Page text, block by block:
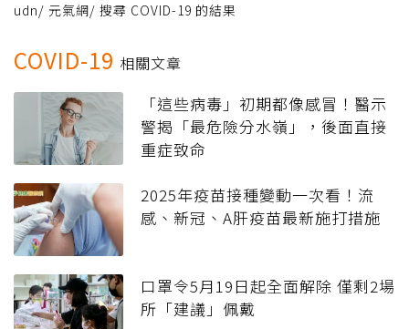
udn/ 元氣網/ 搜尋 COVID-19 的結果
COVID-19 相關文章
「這些病毒」初期都像感冒！醫示
警揭「最危險分水嶺」，後面直接
重症致命
2025年疫苗接種變動一次看！流
感、新冠、A肝疫苗最新施打措施
口罩令5月19日起全面解除 僅剩2場
所「建議」佩戴